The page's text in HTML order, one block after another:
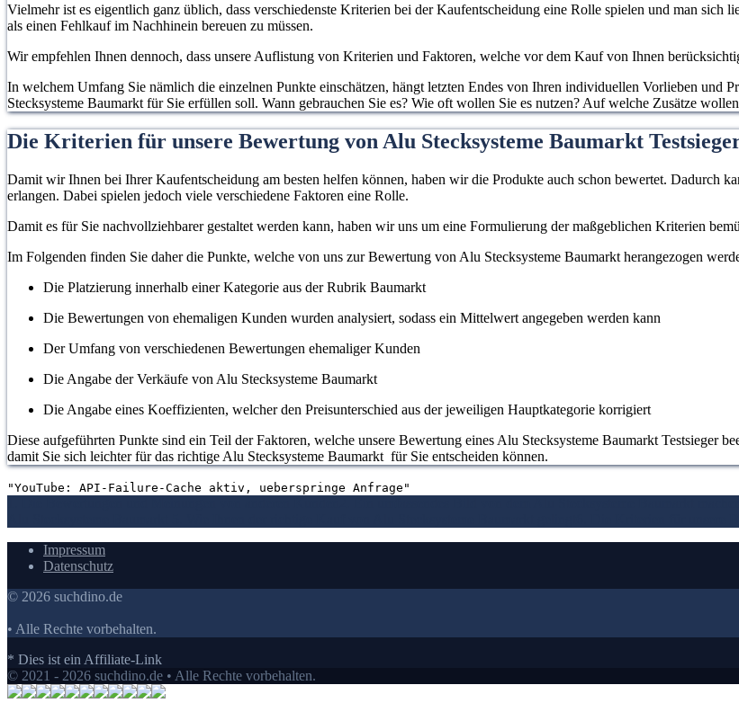
Vielmehr ist es eigentlich ganz üblich, dass verschiedenste Kriterien bei der Kaufentscheidung eine Rolle spielen und man sich
als einen Fehlkauf im Nachhinein bereuen zu müssen.
Wir empfehlen Ihnen dennoch, dass unsere Auflistung von Kriterien und Faktoren, welche vor dem Kauf von Ihnen
In welchem Umfang Sie nämlich die einzelnen Punkte einschätzen, hängt letzten Endes von Ihren individuellen Vorlieben und
Stecksysteme Baumarkt für Sie erfüllen soll. Wann gebrauchen Sie es? Wie oft wollen Sie es nutzen? Auf welche Zusätze
Die Kriterien für unsere Bewertung von Alu Stecksysteme Baumarkt
Damit wir Ihnen bei Ihrer Kaufentscheidung am besten helfen können, haben wir die Produkte auch schon bewertet. Dadurch
erlangen. Dabei spielen jedoch viele verschiedene Faktoren eine Rolle.
Damit es für Sie nachvollziehbarer gestaltet werden kann, haben wir uns um eine Formulierung der maßgeblichen Kriterien
Im Folgenden finden Sie daher die Punkte, welche von uns zur Bewertung von Alu Stecksysteme Baumarkt herangezogen
Die Platzierung innerhalb einer Kategorie aus der Rubrik Baumarkt
Die Bewertungen von ehemaligen Kunden wurden analysiert, sodass ein Mittelwert angegeben werden kann
Der Umfang von verschiedenen Bewertungen ehemaliger Kunden
Die Angabe der Verkäufe von Alu Stecksysteme Baumarkt
Die Angabe eines Koeffizienten, welcher den Preisunterschied aus der jeweiligen Hauptkategorie korrigiert
Diese aufgeführten Punkte sind ein Teil der Faktoren, welche unsere Bewertung eines Alu Stecksysteme Baumarkt Testsieger
damit Sie sich leichter für das richtige Alu Stecksysteme Baumarkt für Sie entscheiden können.
"YouTube: API-Failure-Cache aktiv, ueberspringe Anfrage"
Impressum
Datenschutz
© 2026 suchdino.de
• Alle Rechte vorbehalten.
* Dies ist ein Affiliate-Link
© 2021 - 2026 suchdino.de • Alle Rechte vorbehalten.